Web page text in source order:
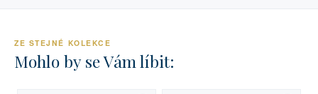
ZE STEJNÉ KOLEKCE
Mohlo by se Vám líbit: